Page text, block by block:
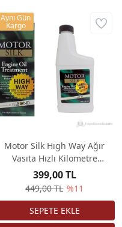
Motor Silk Hıgh Way Ağır
Vasıta Hızlı Kilometre
Araçlara Özel Formul
Motorsilk Bor Katkı
449,00 TL %11
399,00 TL
Aynı Gün
Kargo